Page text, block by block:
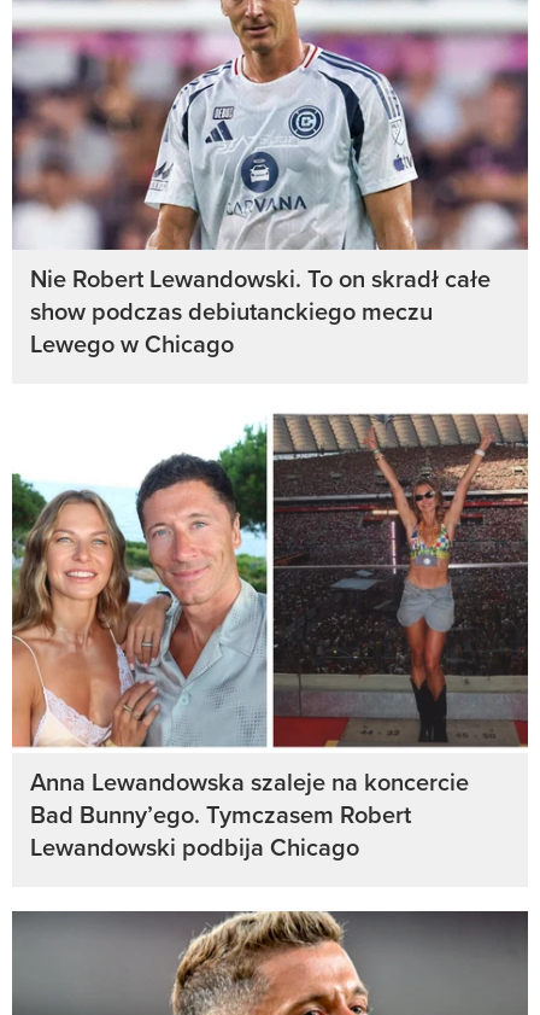
Nie Robert Lewandowski. To on skradł całe
show podczas debiutanckiego meczu
Lewego w Chicago
Anna Lewandowska szaleje na koncercie
Bad Bunny’ego. Tymczasem Robert
Lewandowski podbija Chicago